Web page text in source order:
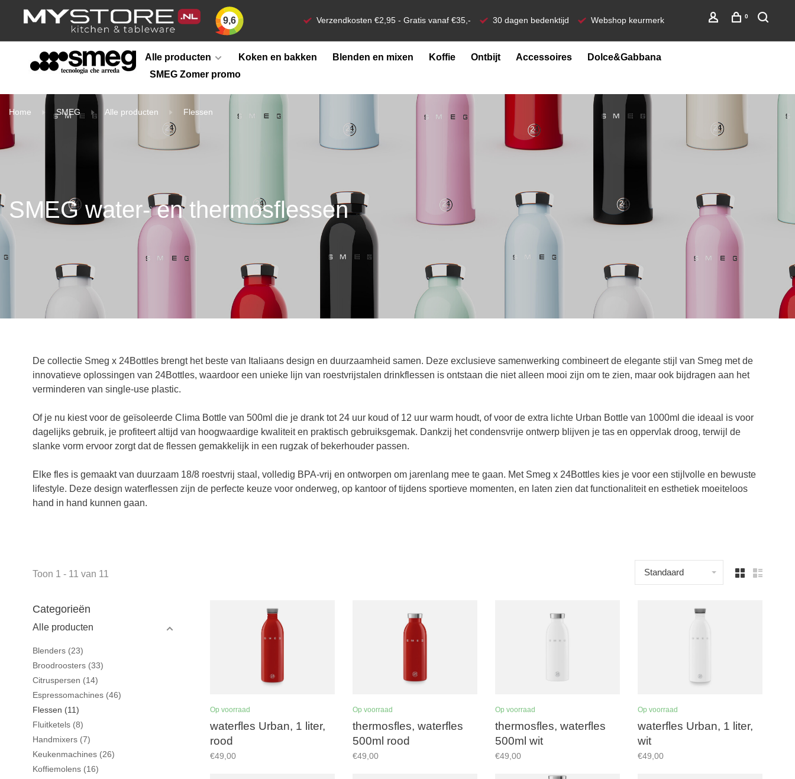
9,6 Verzendkosten €2,95 - Gratis vanaf €35,- 30 dagen bedenktijd Webshop keurmerk 0
Alle producten Koken en bakken Blenden en mixen Koffie Ontbijt Accessoires
Dolce&Gabbana
SMEG Zomer promo
Home SMEG Alle producten Flessen
SMEG water- en thermosflessen
De collectie Smeg x 24Bottles brengt het beste van Italiaans design en duurzaamheid samen. Deze exclusieve samenwerking combineert de elegante stijl van Smeg met de
innovatieve oplossingen van 24Bottles, waardoor een unieke lijn van roestvrijstalen drinkflessen is ontstaan die niet alleen mooi zijn om te zien, maar ook bijdragen aan het
verminderen van single-use plastic.
Of je nu kiest voor de geïsoleerde Clima Bottle van 500ml die je drank tot 24 uur koud of 12 uur warm houdt, of voor de extra lichte Urban Bottle van 1000ml die ideaal is voor
dagelijks gebruik, je profiteert altijd van hoogwaardige kwaliteit en praktisch gebruiksgemak. Dankzij het condensvrije ontwerp blijven je tas en oppervlak droog, terwijl de
slanke vorm ervoor zorgt dat de flessen gemakkelijk in een rugzak of bekerhouder passen.
Elke fles is gemaakt van duurzaam 18/8 roestvrij staal, volledig BPA-vrij en ontworpen om jarenlang mee te gaan. Met Smeg x 24Bottles kies je voor een stijlvolle en bewuste
lifestyle. Deze design waterflessen zijn de perfecte keuze voor onderweg, op kantoor of tijdens sportieve momenten, en laten zien dat functionaliteit en esthetiek moeiteloos
hand in hand kunnen gaan.
Toon 1 - 11 van 11 Standaard
Categorieën
Alle producten
Blenders (23)
Broodroosters (33)
Citruspersen (14)
Espressomachines (46)
Flessen (11)
Fluitketels (8)
Handmixers (7)
Keukenmachines (26)
Koffiemolens (16)
Op voorraad
waterfles Urban, 1 liter,
rood
€49,00
Op voorraad
thermosfles, waterfles
500ml rood
€49,00
Op voorraad
thermosfles, waterfles
500ml wit
€49,00
Op voorraad
waterfles Urban, 1 liter,
wit
€49,00